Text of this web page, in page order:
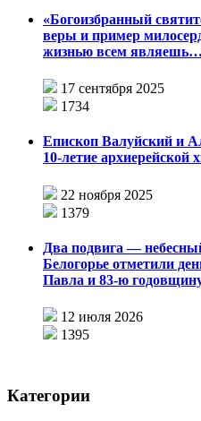
«Богоизбранный
веры и пример
жизнью всем
17 сентября 2025
1734
Епископ Валуйский и
10-летие архиерейской
22 ноября 2025
1379
Два подвига —
Белогорье отметили
Павла и 83-ю
12 июля 2026
1395
Категории